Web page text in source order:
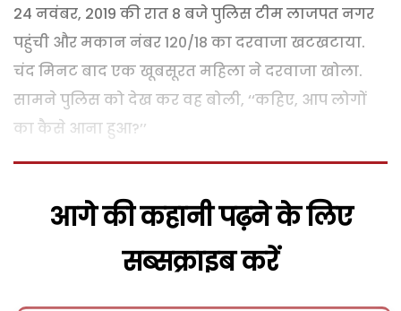
24 नवंबर, 2019 की रात 8 बजे पुलिस टीम लाजपत नगर
पहुंची और मकान नंबर 120/18 का दरवाजा खटखटाया.
चंद मिनट बाद एक खूबसूरत महिला ने दरवाजा खोला.
सामने पुलिस को देख कर वह बोली, ‘‘कहिए, आप लोगों
का कैसे आना हुआ?’’
आगे की कहानी पढ़ने के लिए
सब्सक्राइब करें